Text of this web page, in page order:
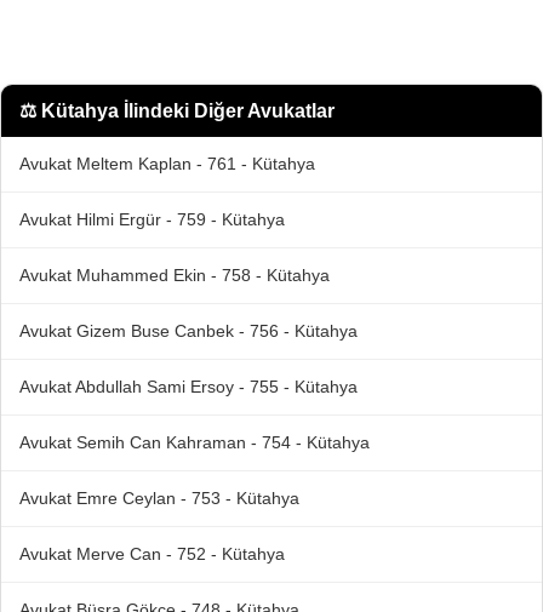
⚖️ Kütahya İlindeki Diğer Avukatlar
Avukat Meltem Kaplan - 761 - Kütahya
Avukat Hilmi Ergür - 759 - Kütahya
Avukat Muhammed Ekin - 758 - Kütahya
Avukat Gizem Buse Canbek - 756 - Kütahya
Avukat Abdullah Sami Ersoy - 755 - Kütahya
Avukat Semih Can Kahraman - 754 - Kütahya
Avukat Emre Ceylan - 753 - Kütahya
Avukat Merve Can - 752 - Kütahya